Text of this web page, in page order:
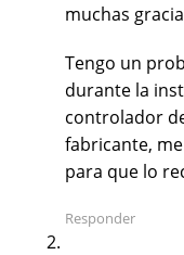
muchas
Tengo un
durante la
controlador
fabricante,
para que lo
Responder